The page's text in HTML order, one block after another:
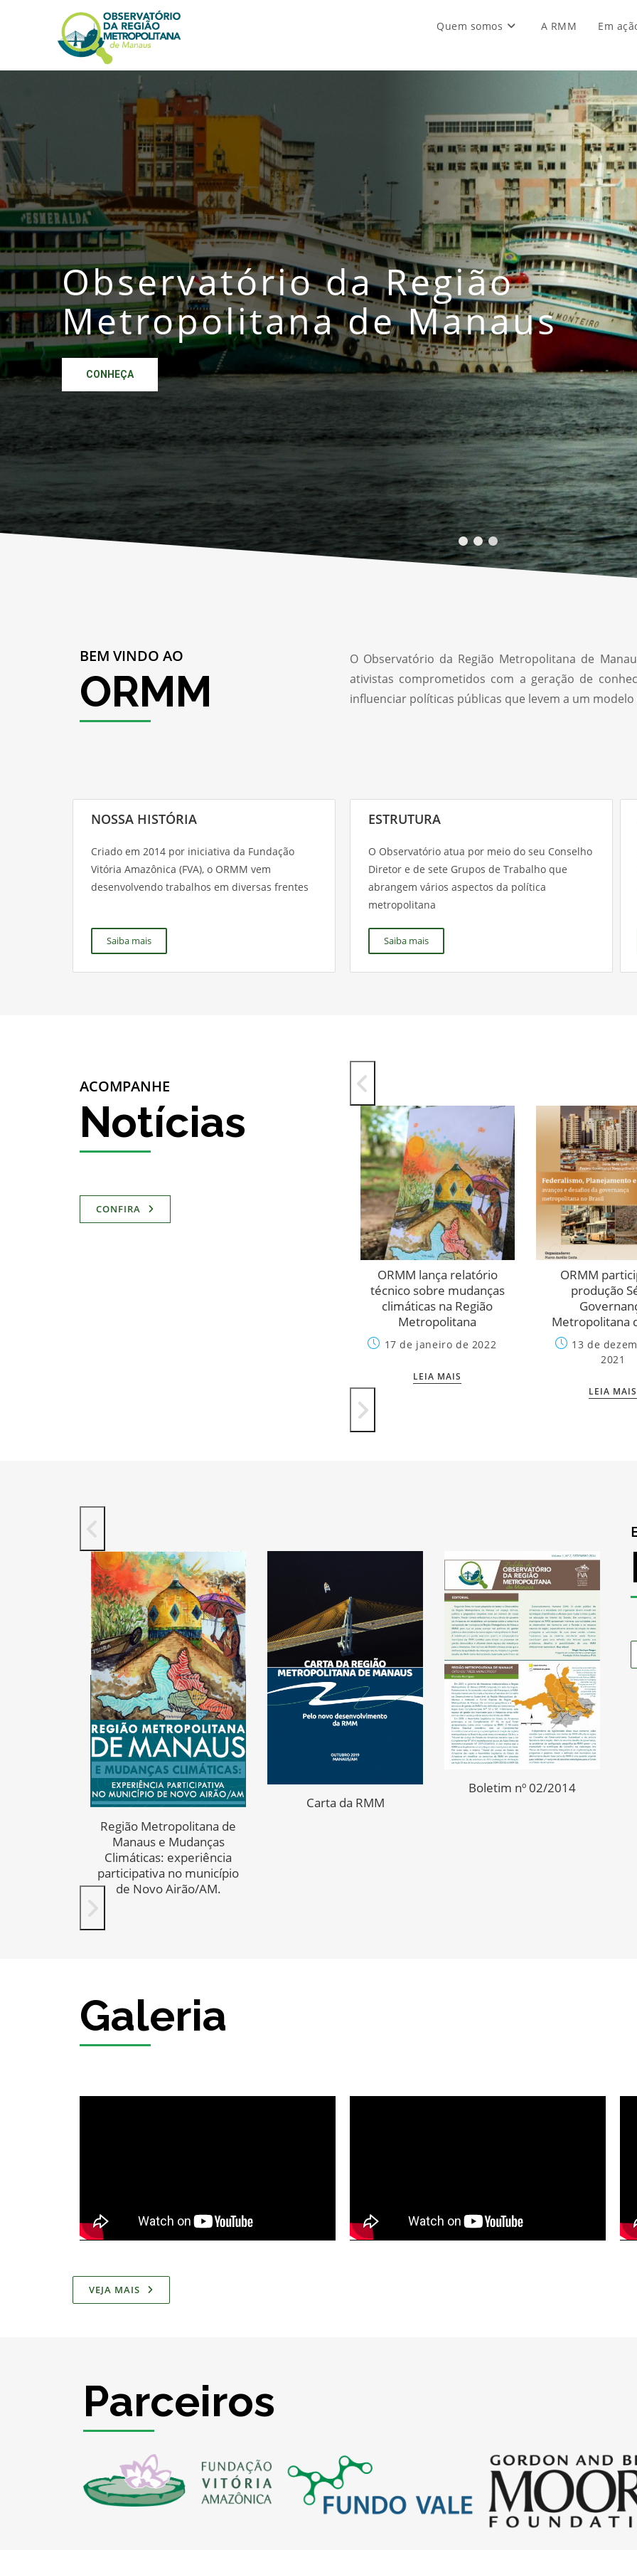
Quem somos A RMM Em
Observatório da Região
Metropolitana de Manaus​
CONHEÇA
BEM VINDO AO
ORMM
O Observatório da Região Metropolitana de
ativistas comprometidos com a geração de
influenciar políticas públicas que levem a um
NOSSA HISTÓRIA
Criado em 2014 por iniciativa da Fundação
Vitória Amazônica (FVA), o ORMM vem
desenvolvendo trabalhos em diversas frentes
Saiba mais
ESTRUTURA
O Observatório atua por meio do seu Conselho
Diretor e de sete Grupos de Trabalho que
abrangem vários aspectos da política
metropolitana
Saiba mais
ACOMPANHE
Notícias
CONFIRA
ORMM lança relatório
técnico sobre mudanças
climáticas na Região
Metropolitana
17 de janeiro de 2022
LEIA MAIS
ORMM
produção
Metropolitana
13 de
2021
LEIA MAIS
Região Metropolitana de
Manaus e Mudanças
Climáticas: experiência
participativa no município
de Novo Airão/AM.
Carta da RMM
Boletim nº 02/2014
Galeria
VEJA MAIS
Parceiros